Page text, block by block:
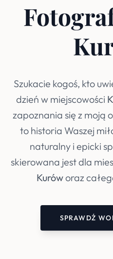
Szukacie kogoś, kto
dzień w miejscowości
zapoznania się z moją
to historia Waszej
naturalny i epicki
skierowana jest dla
Kuróworaz
SPRAWDŹ